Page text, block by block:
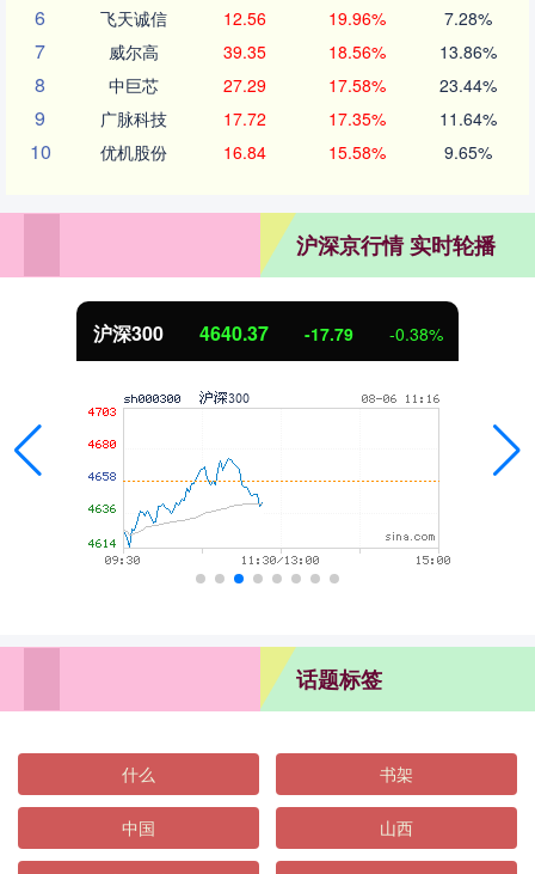
6 飞天诚信 12.56 19.96% 7.28%
7 威尔高 39.35 18.56% 13.86%
8 中巨芯 27.29 17.58% 23.44%
9 广脉科技 17.72 17.35% 11.64%
10 优机股份 16.84 15.58% 9.65%
沪深京行情 实时轮播
沪深300 4640.37 -17.79 -0.38%
话题标签
什么 书架
中国 山西